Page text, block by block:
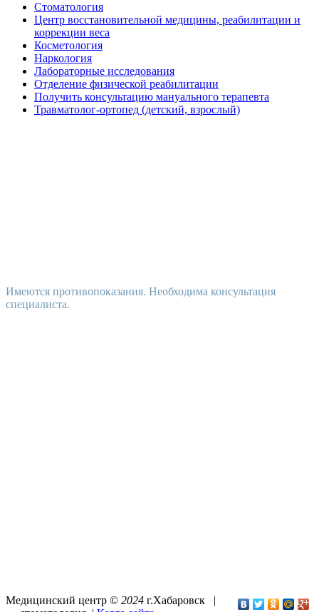
Стоматология
Центр восстановительной медицины, реабилитации и
коррекции веса
Косметология
Наркология
Лабораторные исследования
Отделение физической реабилитации
Получить консультацию мануального терапевта
Травматолог-ортопед (детский, взрослый)
Имеются противопоказания. Необходима консультация
специалиста.
Медицинский центр © 2024 г.Хабаровск |